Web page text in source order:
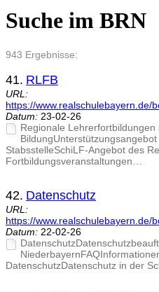
Suche im BRN
943 Ergebnisse:
41. RLFB
URL:
https://www.realschulebayern.de/
Datum: 23-02-26
Regionale
BildungUnterstützungsangebot
StabsstelleSchiLF-Angebot des
Fortbildungsveranstaltungen…
42. Datenschutz
URL:
https://www.realschulebayern.de/
Datum: 22-02-26
DatenschutzDatenschutz in der